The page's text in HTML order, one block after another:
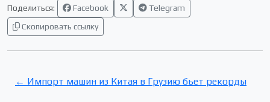
Поделиться: Facebook
Telegram
Скопировать ссылку
← Импорт машин из Китая в Грузию бьет рекорды